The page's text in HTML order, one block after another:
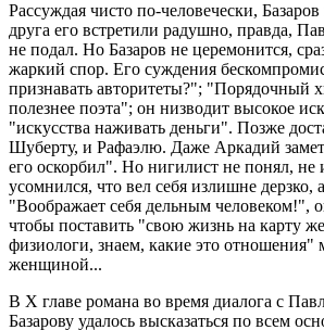
Рассуждая чисто по-человечески,
друга его встретили радушно, правда,
не подал. Но Базаров не церемонится,
жаркий спор. Его суждения
признавать авторитеты?"; "Порядочный
полезнее поэта"; он низводит высокое
"искусства наживать деньги". Позже
Шуберту, и Рафаэлю. Даже Аркадий
его оскорбил". Но нигилист не понял, не
усомнился, что вел себя излишне дерзко,
"Воображает себя дельным человеком!",
чтобы поставить "свою жизнь на карту
физиологи, знаем, какие это
женщиной...
В X главе романа во время диалога с
Базарову удалось высказаться по всем